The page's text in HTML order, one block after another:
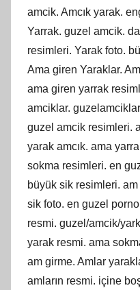
amcik. Amcık yarak.
Yarrak. guzel amcik.
resimleri. Yarak foto.
Ama giren Yaraklar.
ama giren yarrak
amciklar.
guzel amcik resimleri.
yarak amcık. ama
sokma resimleri. en
büyük sik resimleri.
sik foto. en guzel
resmi. guzel/amcik/
yarak resmi. ama
am girme. Amlar
amların resmi. içine